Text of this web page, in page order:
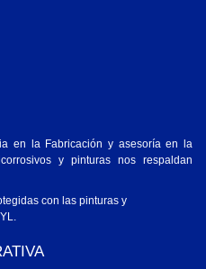
en la Fabricación y asesoría en la
y pinturas nos respaldan
con las pinturas y